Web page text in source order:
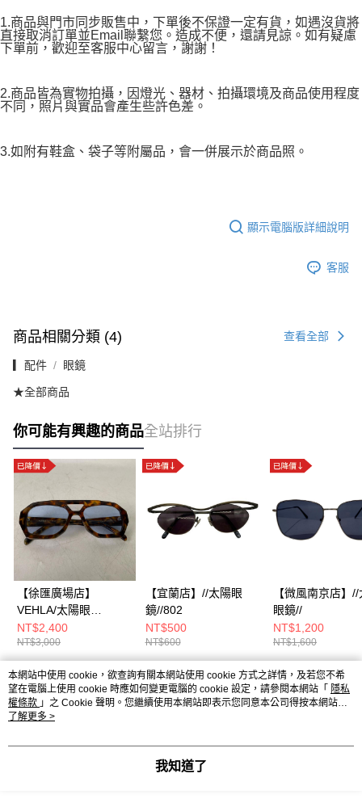
恩沛科技股份有限公司將有權停止該用戶之使用額度並採取法律行動。
1.商品與門市同步販售中，下單後不保證一定有貨，如遇沒貨將
直接取消訂單並Email聯繫您。造成不便，還請見諒。如有疑慮
下單前，歡迎至客服中心留言，謝謝！
2.商品皆為實物拍攝，因燈光、器材、拍攝環境及商品使用程度
不同，照片與實品會產生些許色差。
3.如附有鞋盒、袋子等附屬品，會一併展示於商品照。
顯示電腦版詳細說明
客服
商品相關分類 (4) 查看全部
▎配件 眼鏡
★全部商品
你可能有興趣的商品全站排行
【徐匯廣場店】
VEHLA/太陽眼
鏡//vs360
NT$2,400
NT$3,000
【宜蘭店】//太陽眼
鏡//802
NT$500
NT$600
【微風南京店】
眼鏡//
NT$1,200
NT$1,600
熱門標籤
本網站中使用 cookie，欲查詢有關本網站使用 cookie 方式之詳情，及若您不希
望在電腦上使用 cookie 時應如何變更電腦的 cookie 設定，請參閱本網站「 隱私
權條款 」之 Cookie 聲明。您繼續使用本網站即表示您同意本公司得按本網站使
用條款之 Cookie 聲明使用 cookie。
了解更多 >
我知道了